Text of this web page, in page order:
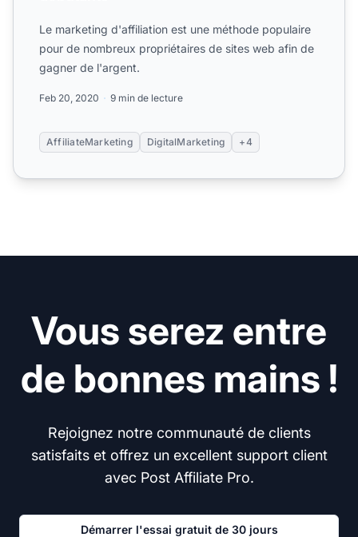
Le marketing d'affiliation est une méthode populaire
pour de nombreux propriétaires de sites web afin de
gagner de l'argent.
Feb 20, 2020 9 min de lecture
AffiliateMarketing DigitalMarketing +4
Vous serez entre
de bonnes mains !
Rejoignez notre communauté de clients
satisfaits et offrez un excellent support client
avec Post Affiliate Pro.
Démarrer l'essai gratuit de 30 jours